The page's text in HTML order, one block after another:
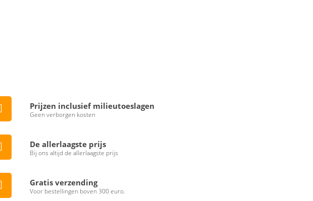
Prijzen inclusief milieutoeslagen
Geen verborgen kosten
De allerlaagste prijs
Bij ons altijd de allerlaagste prijs
Gratis verzending
Voor bestellingen boven 300 euro.